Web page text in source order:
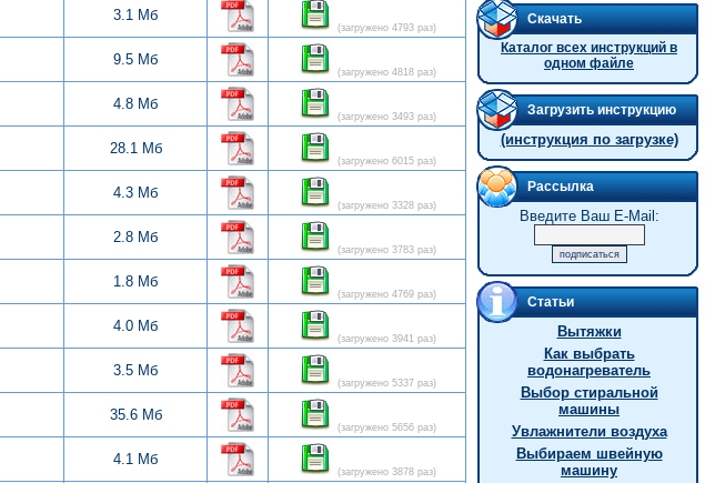
3.1 Мб
(загружено 4793 раз)
9.5 Мб
(загружено 4818 раз)
4.8 Мб
(загружено 3493 раз)
28.1 Мб
(загружено 6015 раз)
4.3 Мб
(загружено 3328 раз)
2.8 Мб
(загружено 3783 раз)
1.8 Мб
(загружено 4769 раз)
4.0 Мб
(загружено 3941 раз)
3.5 Мб
(загружено 5337 раз)
35.6 Мб
(загружено 5656 раз)
4.1 Мб
(загружено 3878 раз)
Скачать
Каталог всех инструкций в
одном файле
Загрузить инструкцию
(инструкция по загрузке)
Рассылка
Введите Ваш E-Mail:
Статьи
Вытяжки
Как выбрать
водонагреватель
Выбор стиральной
машины
Увлажнители воздуха
Выбираем швейную
машину